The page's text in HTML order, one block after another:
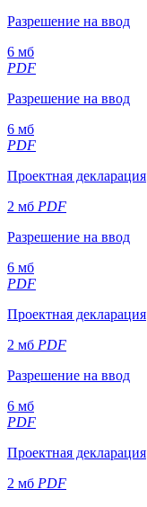
Разрешение на ввод
6 мб
PDF
Разрешение на ввод
6 мб
PDF
Проектная декларация
2 мб PDF
Разрешение на ввод
6 мб
PDF
Проектная декларация
2 мб PDF
Разрешение на ввод
6 мб
PDF
Проектная декларация
2 мб PDF